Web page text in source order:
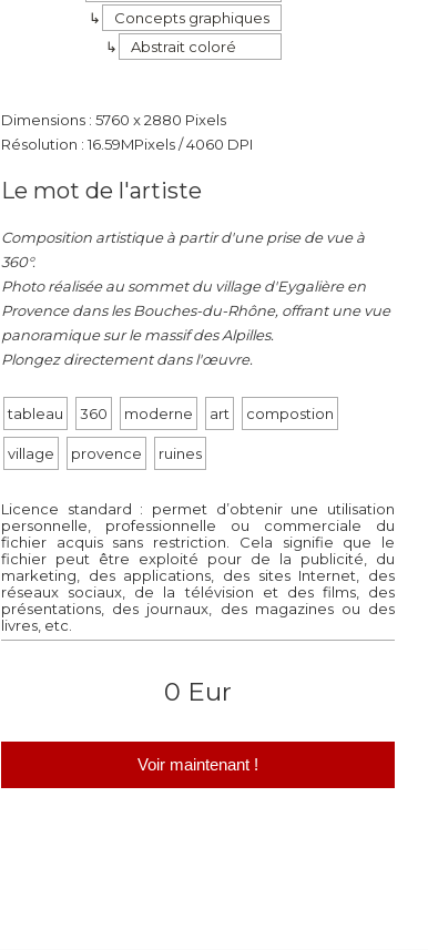
Concepts graphiques
Abstrait coloré
Dimensions : 5760 x 2880 Pixels
Résolution : 16.59MPixels / 4060 DPI
Le mot de l'artiste
Composition artistique à partir d'une prise de vue à
360°.
Photo réalisée au sommet du village d'Eygalière en
Provence dans les Bouches-du-Rhône, offrant une vue
panoramique sur le massif des Alpilles.
Plongez directement dans l'œuvre.
tableau 360 moderne art compostion
village provence ruines
Licence standard : permet d’obtenir une utilisation
personnelle, professionnelle ou commerciale du
fichier acquis sans restriction. Cela signifie que le
fichier peut être exploité pour de la publicité, du
marketing, des applications, des sites Internet, des
réseaux sociaux, de la télévision et des films, des
présentations, des journaux, des magazines ou des
livres, etc.
0 Eur